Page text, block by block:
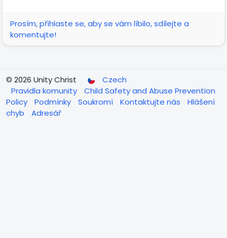
Prosím, přihlaste se, aby se vám líbilo, sdílejte a
komentujte!
© 2026 Unity Christ
Czech
Pravidla komunity
Child Safety and Abuse Prevention
Policy
Podmínky Soukromí Kontaktujte nás
Hlášení
chyb
Adresář